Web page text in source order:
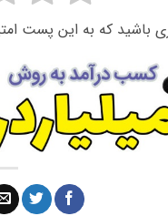
باشید که به این پست